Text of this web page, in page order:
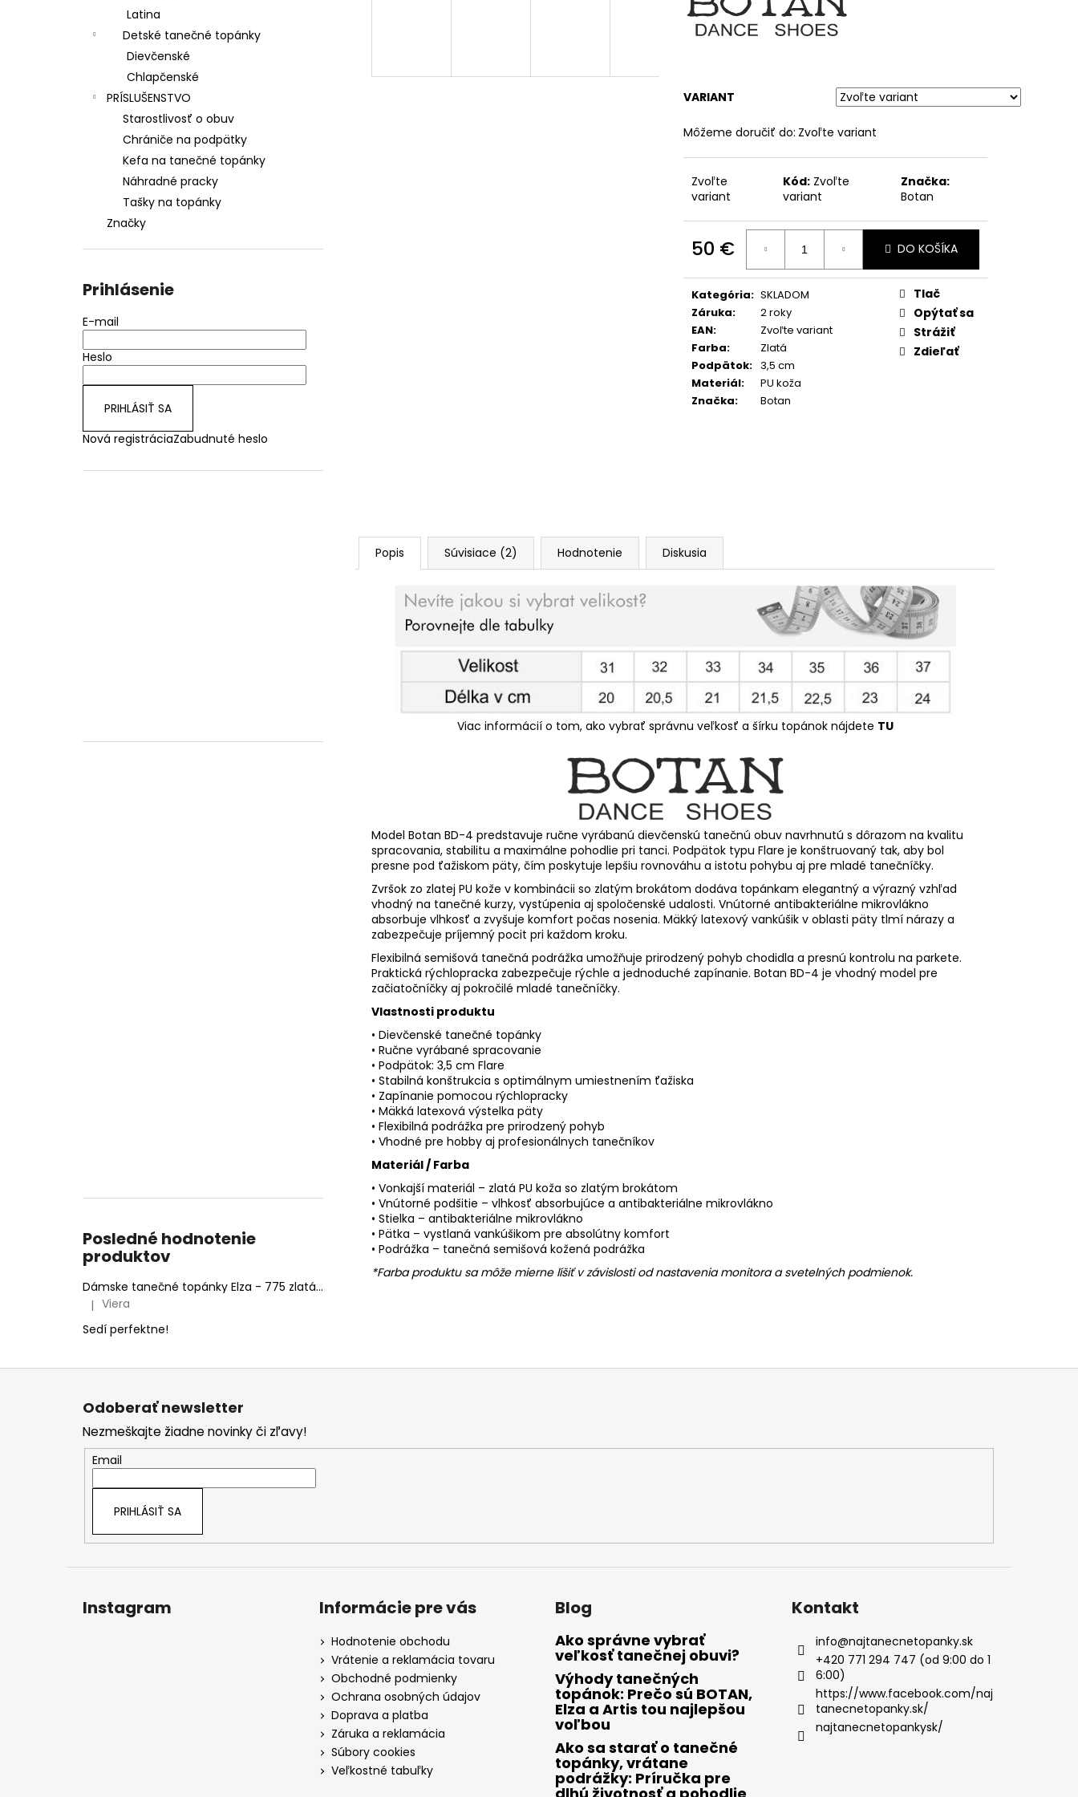
Latina
Detské tanečné topánky
Dievčenské
Chlapčenské
PRÍSLUŠENSTVO
Starostlivosť o obuv
Chrániče na podpätky
Kefa na tanečné topánky
Náhradné pracky
Tašky na topánky
Značky
Prihlásenie
E-mail
Heslo
PRIHLÁSIŤ SA
Nová registráciaZabudnuté heslo
Posledné hodnotenie
produktov
Dámske tanečné topánky Elza - 775 zlatá 6,5 cm Flare
Hodnotenie produktu je 5 z 5 hviezdičiek.
| Viera
Sedí perfektne!
VARIANT
Môžeme doručiť do: Zvoľte variant
Zvoľte
variant
Kód: Zvoľte
variant
Značka:
Botan
50 €
Jednotková
cena:
DO KOŠÍKA
Kategória: SKLADOM
Záruka:
2 roky
EAN:
Zvoľte variant
Farba:
Zlatá
Podpätok: 3,5 cm
Materiál:
PU koža
Značka: Botan
Tlač
Opýtať sa
Strážiť
Zdieľať
Popis Súvisiace (2) Hodnotenie Diskusia
Viac informácií o tom, ako vybrať správnu veľkosť a šírku topánok nájdete TU
Model Botan BD-4 predstavuje ručne vyrábanú dievčenskú tanečnú obuv navrhnutú s dôrazom na kvalitu
spracovania, stabilitu a maximálne pohodlie pri tanci. Podpätok typu Flare je konštruovaný tak, aby bol
presne pod ťažiskom päty, čím poskytuje lepšiu rovnováhu a istotu pohybu aj pre mladé tanečníčky.
Zvršok zo zlatej PU kože v kombinácii so zlatým brokátom dodáva topánkam elegantný a výrazný vzhľad
vhodný na tanečné kurzy, vystúpenia aj spoločenské udalosti. Vnútorné antibakteriálne mikrovlákno
absorbuje vlhkosť a zvyšuje komfort počas nosenia. Mäkký latexový vankúšik v oblasti päty tlmí nárazy a
zabezpečuje príjemný pocit pri každom kroku.
Flexibilná semišová tanečná podrážka umožňuje prirodzený pohyb chodidla a presnú kontrolu na parkete.
Praktická rýchlopracka zabezpečuje rýchle a jednoduché zapínanie. Botan BD-4 je vhodný model pre
začiatočníčky aj pokročilé mladé tanečníčky.
Vlastnosti produktu
• Dievčenské tanečné topánky
• Ručne vyrábané spracovanie
• Podpätok: 3,5 cm Flare
• Stabilná konštrukcia s optimálnym umiestnením ťažiska
• Zapínanie pomocou rýchlopracky
• Mäkká latexová výstelka päty
• Flexibilná podrážka pre prirodzený pohyb
• Vhodné pre hobby aj profesionálnych tanečníkov
Materiál / Farba
• Vonkajší materiál – zlatá PU koža so zlatým brokátom
• Vnútorné podšitie – vlhkosť absorbujúce a antibakteriálne mikrovlákno
• Stielka – antibakteriálne mikrovlákno
• Pätka – vystlaná vankúšikom pre absolútny komfort
• Podrážka – tanečná semišová kožená podrážka
*Farba produktu sa môže mierne líšiť v závislosti od nastavenia monitora a svetelných podmienok.
Z
Odoberať newsletter
Nezmeškajte žiadne novinky či zľavy!
Email
PRIHLÁSIŤ SA
Instagram Informácie pre vás
Hodnotenie obchodu
Vrátenie a reklamácia tovaru
Obchodné podmienky
Ochrana osobných údajov
Doprava a platba
Záruka a reklamácia
Súbory cookies
Veľkostné tabuľky
Blog
Ako správne vybrať
veľkosť tanečnej obuvi?
Výhody tanečných
topánok: Prečo sú BOTAN,
Elza a Artis tou najlepšou
voľbou
Ako sa starať o tanečné
topánky, vrátane
podrážky: Príručka pre
Kontakt
info@najtanecnetopanky.sk
+420 771 294 747 (od 9:00 do 1
6:00)
https://www.facebook.com/naj
tanecnetopanky.sk/
najtanecnetopankysk/